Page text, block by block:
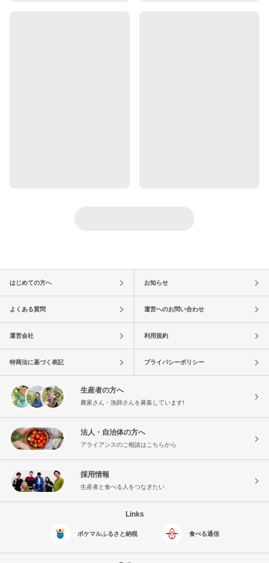
はじめての方へ お知らせ
よくある質問 運営へのお問い合わせ
運営会社 利用規約
特商法に基づく表記 プライバシーポリシー
生産者の方へ
農家さん・漁師さんを募集しています!
法人・自治体の方へ
アライアンスのご相談はこちらから
採用情報
生産者と食べる人をつなぎたい
Links
ポケマルふるさと納税 食べる通信